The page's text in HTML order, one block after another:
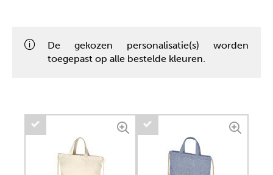
De gekozen personalisatie(s) worden
toegepast op alle bestelde kleuren.